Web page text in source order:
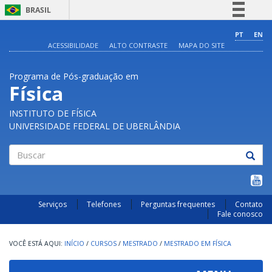
BRASIL
Comunica BR
PT
EN
ACESSIBILIDADE
ALTO CONTRASTE MAPA DO SITE
Programa de Pós-graduação em
Física
INSTITUTO DE FÍSICA
UNIVERSIDADE FEDERAL DE UBERLÂNDIA
Serviços Telefones Perguntas frequentes
Contato
Fale conosco
INÍCIO / CURSOS / MESTRADO / MESTRADO EM FÍSICA